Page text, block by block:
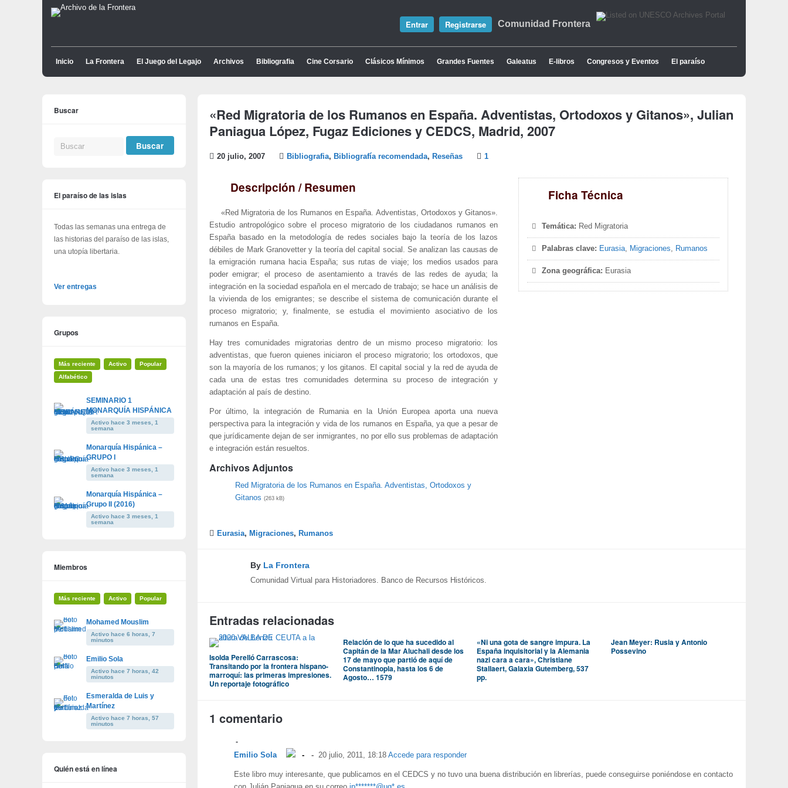
Comunidad Frontera
Entrar Registrarse
Inicio La Frontera El Juego del Legajo Archivos Bibliografia Cine Corsario Clásicos Mínimos Grandes Fuentes Galeatus E-libros Congresos y Eventos El paraíso
«Red Migratoria de los Rumanos en España. Adventistas, Ortodoxos y Gitanos», Julian
Paniagua López, Fugaz Ediciones y CEDCS, Madrid, 2007
20 julio, 2007 Bibliografia, Bibliografía recomendada, Reseñas 1
Descripción / Resumen
«Red Migratoria de los Rumanos en España. Adventistas, Ortodoxos y Gitanos».
Estudio antropológico sobre el proceso migratorio de los ciudadanos rumanos en
España basado en la metodología de redes sociales bajo la teoría de los lazos
débiles de Mark Granovetter y la teoría del capital social. Se analizan las causas de
la emigración rumana hacia España; sus rutas de viaje; los medios usados para
poder emigrar; el proceso de asentamiento a través de las redes de ayuda; la
integración en la sociedad española en el mercado de trabajo; se hace un análisis de
la vivienda de los emigrantes; se describe el sistema de comunicación durante el
proceso migratorio; y, finalmente, se estudia el movimiento asociativo de los
rumanos en España.
Hay tres comunidades migratorias dentro de un mismo proceso migratorio: los
adventistas, que fueron quienes iniciaron el proceso migratorio; los ortodoxos, que
son la mayoría de los rumanos; y los gitanos. El capital social y la red de ayuda de
cada una de estas tres comunidades determina su proceso de integración y
adaptación al país de destino.
Por último, la integración de Rumania en la Unión Europea aporta una nueva
perspectiva para la integración y vida de los rumanos en España, ya que a pesar de
que jurídicamente dejan de ser inmigrantes, no por ello sus problemas de adaptación
e integración están resueltos.
Archivos Adjuntos
Red Migratoria de los Rumanos en España. Adventistas, Ortodoxos y
Gitanos (263 kB)
Ficha Técnica
Temática: Red Migratoria
Palabras clave: Eurasia, Migraciones, Rumanos
Zona geográfica: Eurasia
Eurasia, Migraciones, Rumanos
By La Frontera
Comunidad Virtual para Historiadores. Banco de Recursos Históricos.
Entradas relacionadas
Isolda Perelló Carrascosa:
Transitando por la frontera hispano-
marroquí: las primeras impresiones.
Un reportaje fotográfico
Relación de lo que ha sucedido al
Capitán de la Mar Aluchali desde los
17 de mayo que partió de aquí de
Constantinopla, hasta los 6 de
Agosto… 1579
«Ni una gota de sangre impura. La
España inquisitorial y la Alemania
nazi cara a cara», Christiane
Stallaert, Galaxia Gutemberg, 537
pp.
Jean Meyer: Rusia y Antonio
Possevino
1 comentario
Emilio Sola 20 julio, 2011, 18:18 Accede para responder
Este libro muy interesante, que publicamos en el CEDCS y no tuvo una buena distribución en librerías, puede conseguirse poniéndose en contacto
Buscar
El paraíso de las islas
Todas las semanas una entrega de
las historias del paraíso de las islas,
una utopía libertaria.
Ver entregas
Grupos
Más reciente Activo
Popular
Alfabético
SEMINARIO 1
MONARQUÍA HISPÁNICA
Activo hace 3 meses, 1
semana
Monarquía Hispánica –
GRUPO I
Activo hace 3 meses, 1
semana
Monarquía Hispánica –
Grupo II (2016)
Activo hace 3 meses, 1
semana
Miembros
Más reciente Activo Popular
Mohamed Mouslim
Activo hace 6 horas, 7
minutos
Emilio Sola
Activo hace 7 horas, 42
minutos
Esmeralda de Luis y
Martínez
Activo hace 7 horas, 57
minutos
Quién está en línea